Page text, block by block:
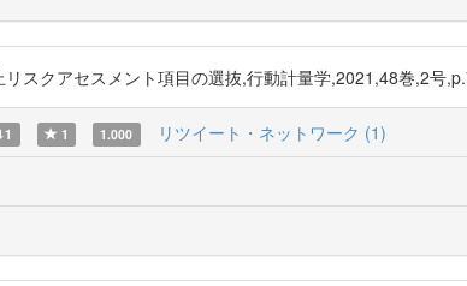
スクアセスメント項目の選抜,行動計量学,2021,48巻,2号
1 1 1.000 リツイート・ネットワーク (1)